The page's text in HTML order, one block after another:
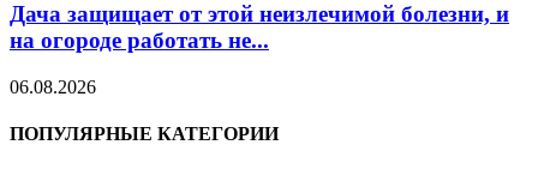
Дача защищает от этой неизлечимой болезни, и
на огороде работать не...
06.08.2026
ПОПУЛЯРНЫЕ КАТЕГОРИИ